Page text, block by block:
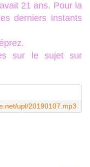
21 ans. Pour la
derniers instants
sur le sujet sur
upl/20190107.mp3